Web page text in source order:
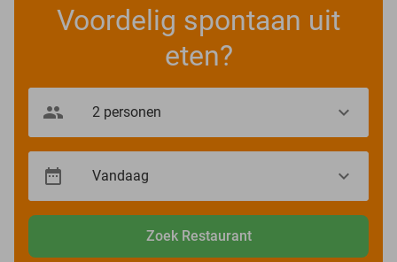
Voordelig spontaan uit
eten?
Zoek Restaurant